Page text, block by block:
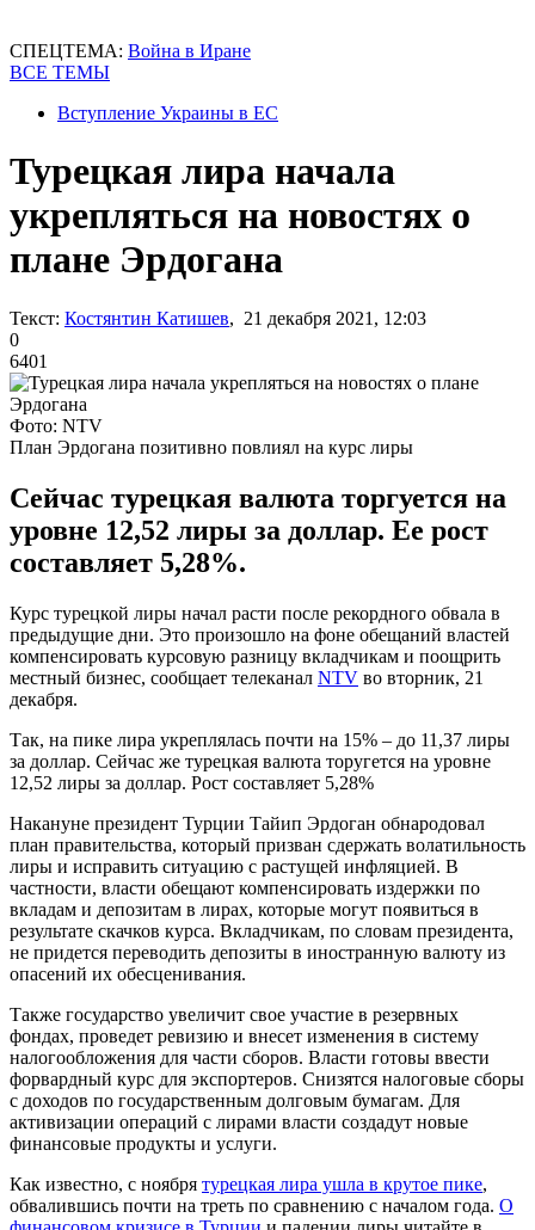
СПЕЦТЕМА: Война в Иране
ВСЕ ТЕМЫ
Вступление Украины в ЕС
Турецкая лира начала
укрепляться на новостях о
плане Эрдогана
Текст: Костянтин Катишев, 21 декабря 2021, 12:03
0
6401
Фото: NTV
План Эрдогана позитивно повлиял на курс лиры
Сейчас турецкая валюта торгуется на
уровне 12,52 лиры за доллар. Ее рост
составляет 5,28%.
Курс турецкой лиры начал расти после рекордного обвала в
предыдущие дни. Это произошло на фоне обещаний властей
компенсировать курсовую разницу вкладчикам и поощрить
местный бизнес, сообщает телеканал NTV во вторник, 21
декабря.
Так, на пике лира укреплялась почти на 15% – до 11,37 лиры
за доллар. Сейчас же турецкая валюта торугется на уровне
12,52 лиры за доллар. Рост составляет 5,28%
Накануне президент Турции Тайип Эрдоган обнародовал
план правительства, который призван сдержать волатильность
лиры и исправить ситуацию с растущей инфляцией. В
частности, власти обещают компенсировать издержки по
вкладам и депозитам в лирах, которые могут появиться в
результате скачков курса. Вкладчикам, по словам президента,
не придется переводить депозиты в иностранную валюту из
опасений их обесценивания.
Также государство увеличит свое участие в резервных
фондах, проведет ревизию и внесет изменения в систему
налогообложения для части сборов. Власти готовы ввести
форвардный курс для экспортеров. Снизятся налоговые сборы
с доходов по государственным долговым бумагам. Для
активизации операций с лирами власти создадут новые
финансовые продукты и услуги.
Как известно, с ноября турецкая лира ушла в крутое пике,
обвалившись почти на треть по сравнению с началом года. О